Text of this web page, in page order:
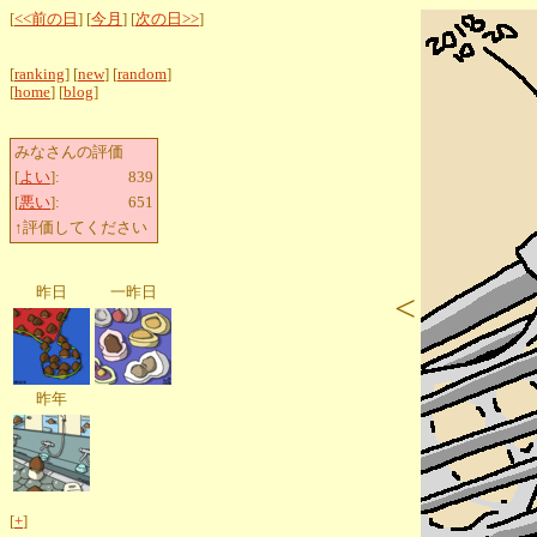
[<<前の日 ] [今月 ] [次の日>>]
[ranking] [new] [random]
[home] [blog]
みなさんの評価
[よい]:
839
[悪い]:
651
↑評価してください
昨日 一昨日
昨年
[+]
<